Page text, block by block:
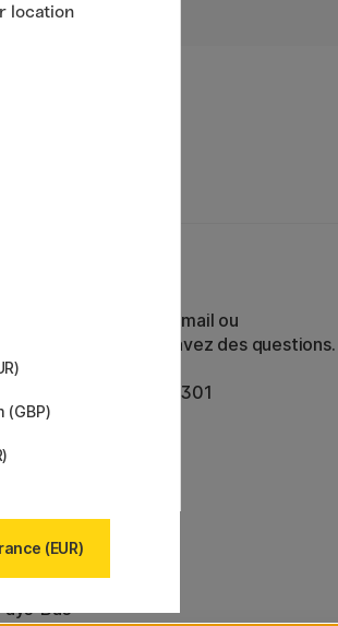
nous
par e-mail ou
par téléphone si vous avez des questions.
n° TVA : SE556797007301
Allemagne
Bas
location
(GBP)
(EUR)